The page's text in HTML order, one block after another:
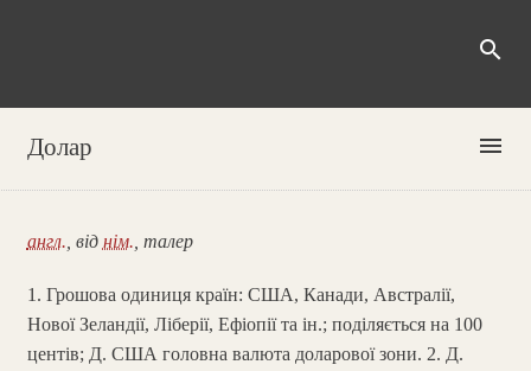
search
Долар menu
англ. , від нім. , талер
1. Грошова одиниця країн: США, Канади, Австралії,
Нової Зеландії, Ліберії, Ефіопії та ін.; поділяється на 100
центів; Д. США головна валюта доларової зони. 2. Д.